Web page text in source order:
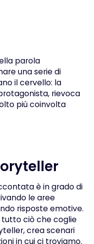
parola
una serie di
il cervello: la
rievoca
più coinvolta
è in grado di
le aree
risposte emotive.
ciò che coglie
crea scenari
in cui ci troviamo.